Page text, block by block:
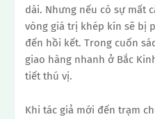
dài. Nhưng nếu có sự mất
vòng giá trị khép kín sẽ bị
đến hồi kết. Trong cuốn
giao hàng nhanh ở Bắc
tiết thú vị.
Khi tác giả mới đến trạm